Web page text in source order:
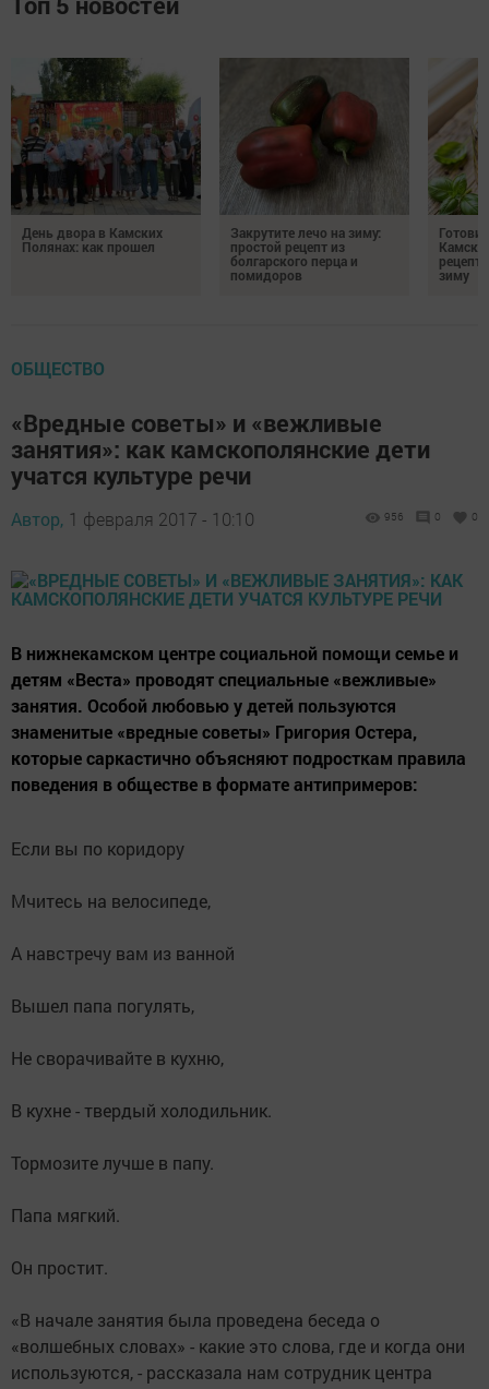
День двора в Камских
Полянах: как прошел
Закрутите лечо на зиму:
простой рецепт из
болгарского перца и
помидоров
зиму
ОБЩЕСТВО
«Вредные советы» и «вежливые
занятия»: как камскополянские дети
учатся культуре речи
Автор, 1 февраля 2017 - 10:10 956 0 0
В нижнекамском центре социальной помощи семье и
детям «Веста» проводят специальные «вежливые»
занятия. Особой любовью у детей пользуются
знаменитые «вредные советы» Григория Остера,
которые саркастично объясняют подросткам правила
поведения в обществе в формате антипримеров:
Если вы по коридору
Мчитесь на велосипеде,
А навстречу вам из ванной
Вышел папа погулять,
Не сворачивайте в кухню,
В кухне - твердый холодильник.
Тормозите лучше в папу.
Папа мягкий.
Он простит.
«В начале занятия была проведена беседа о
«волшебных словах» - какие это слова, где и когда они
используются, - рассказала нам сотрудник центра